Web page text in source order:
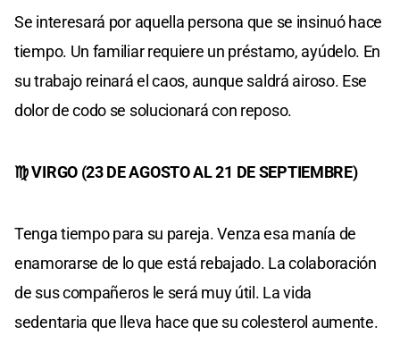
Se interesará por aquella persona que se insinuó hace
tiempo. Un familiar requiere un préstamo, ayúdelo. En
su trabajo reinará el caos, aunque saldrá airoso. Ese
dolor de codo se solucionará con reposo.
♍ VIRGO (23 DE AGOSTO AL 21 DE SEPTIEMBRE)
Tenga tiempo para su pareja. Venza esa manía de
enamorarse de lo que está rebajado. La colaboración
de sus compañeros le será muy útil. La vida
sedentaria que lleva hace que su colesterol aumente.